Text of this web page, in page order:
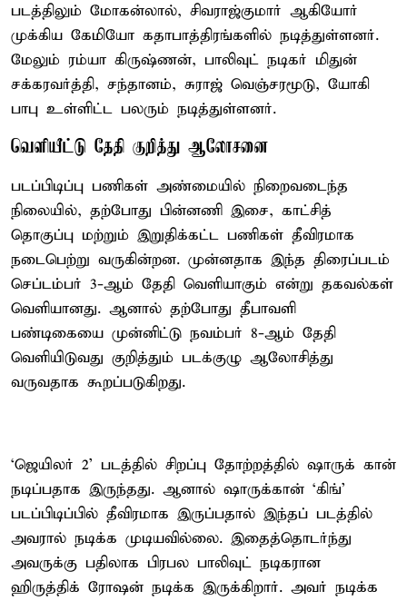
படத்திலும் மோகன்லால், சிவராஜ்குமார் ஆகியோர்
முக்கிய கேமியோ கதாபாத்திரங்களில் நடித்துள்ளனர்.
மேலும் ரம்யா கிருஷ்ணன், பாலிவுட் நடிகர் மிதுன்
சக்கரவர்த்தி, சந்தானம், சுராஜ் வெஞ்சரமூடு, யோகி
பாபு உள்ளிட்ட பலரும் நடித்துள்ளனர்.
வெளியீட்டு தேதி குறித்து ஆலோசனை
படப்பிடிப்பு பணிகள் அண்மையில் நிறைவடைந்த
நிலையில், தற்போது பின்னணி இசை, காட்சித்
தொகுப்பு மற்றும் இறுதிக்கட்ட பணிகள் தீவிரமாக
நடைபெற்று வருகின்றன. முன்னதாக இந்த திரைப்படம்
செப்டம்பர் 3-ஆம் தேதி வெளியாகும் என்று தகவல்கள்
வெளியானது. ஆனால் தற்போது தீபாவளி
பண்டிகையை முன்னிட்டு நவம்பர் 8-ஆம் தேதி
வெளியிடுவது குறித்தும் படக்குழு ஆலோசித்து
வருவதாக கூறப்படுகிறது.
‘ஜெயிலர் 2’ படத்தில் சிறப்பு தோற்றத்தில் ஷாருக் கான்
நடிப்பதாக இருந்தது. ஆனால் ஷாருக்கான் ‘கிங்’
படப்பிடிப்பில் தீவிரமாக இருப்பதால் இந்தப் படத்தில்
அவரால் நடிக்க முடியவில்லை. இதைத்தொடர்ந்து
அவருக்கு பதிலாக பிரபல பாலிவுட் நடிகரான
ஹிருத்திக் ரோஷன் நடிக்க இருக்கிறார். அவர் நடிக்க